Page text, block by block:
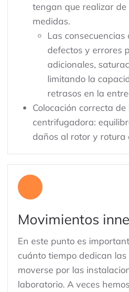
tengan que realizar de
medidas.
Las consecuencias
defectos y errores
adicionales,
limitando la
retrasos en la
Colocación correcta
centrifugadora:
daños al rotor y rotura
Movimientos
En este punto es
cuánto tiempo dedican
moverse por las
laboratorio. A veces